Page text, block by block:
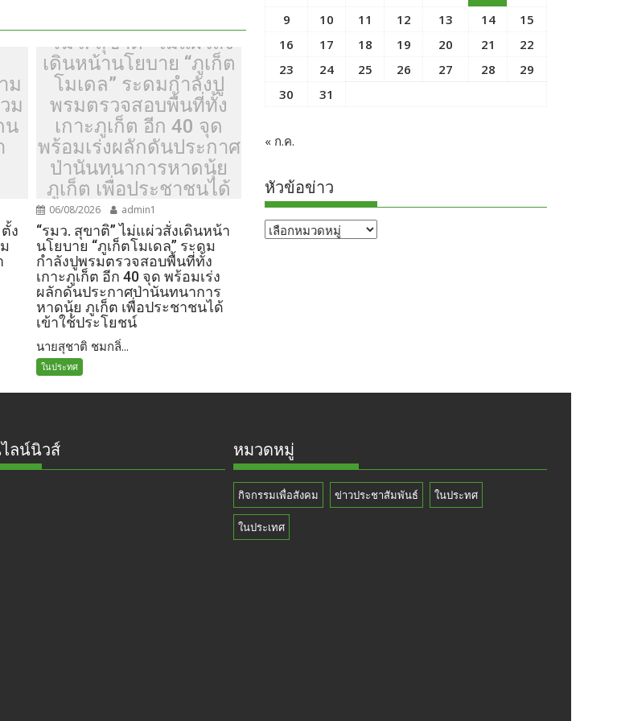
ม
ม
น
ง
“รมว. สุขาติ” ไม่แผ่วสั่ง
เดินหน้านโยบาย “ภูเก็ต
โมเดล” ระดมกำลังปู
พรมตรวจสอบพื้นที่ทั้ง
เกาะภูเก็ต อีก 40 จุด
พร้อมเร่งผลักดันประกาศ
ป่านันทนาการหาดนุ้ย
ภูเก็ต เพื่อประชาชนได้
เข้าใช้ประโยชน์
06/08/2026 admin1
“รมว. สุขาติ” ไม่แผ่วสั่งเดินหน้า
นโยบาย “ภูเก็ตโมเดล” ระดม
กำลังปูพรมตรวจสอบพื้นที่ทั้ง
เกาะภูเก็ต อีก 40 จุด พร้อมเร่ง
ผลักดันประกาศป่านันทนาการ
หาดนุ้ย ภูเก็ต เพื่อประชาชนได้
เข้าใช้ประโยชน์
นายสุชาติ ชมกลิ่...
ในประทศ
9
10 11 12 13 14
15
16
17 18 19 20 21
22
23
24 25 26 27 28
29
30
31
« ก.ค.
หัวข้อข่าว
หัวข้อ
ลน์นิวส์ หมวดหมู่
กิจกรรมเพื่อสังคม ข่าวประชาสัมพันธ์ ในประทศ
ในประเทศ